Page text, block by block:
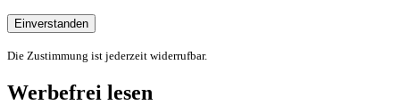
Einverstanden
Die Zustimmung ist jederzeit widerrufbar.
Werbefrei lesen